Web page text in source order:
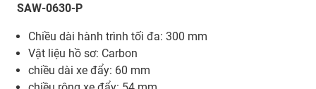
SAW-0630-P
Chiều dài hành trình tối đa: 300 mm
Vật liệu hồ sơ: Carbon
chiều dài xe đẩy: 60 mm